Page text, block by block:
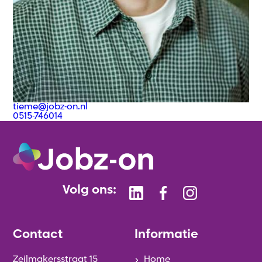
tieme@jobz-on.nl
0515-746014
Volg ons:
Contact
Zeilmakersstraat 15
Informatie
Home